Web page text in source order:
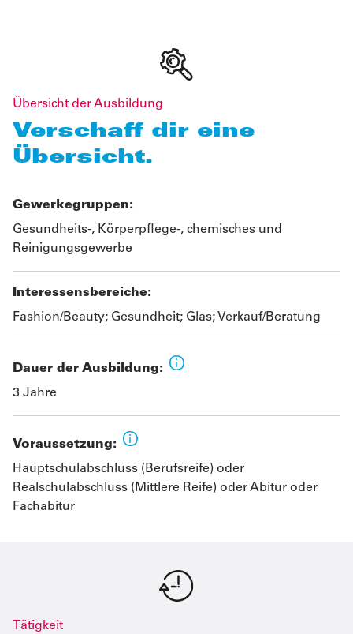
Übersicht der Ausbildung
Verschaff dir eine
Übersicht.
Gewerkegruppen:
Gesundheits-, Körperpflege-, chemisches und
Reinigungsgewerbe
Interessensbereiche:
Fashion/Beauty; Gesundheit; Glas; Verkauf/Beratung
Dauer der Ausbildung:
3 Jahre
Voraussetzung:
Hauptschulabschluss (Berufsreife) oder
Realschulabschluss (Mittlere Reife) oder Abitur oder
Fachabitur
Tätigkeit